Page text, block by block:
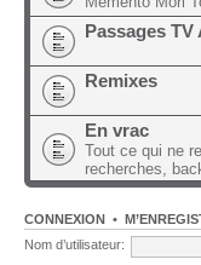
Passages
Remixes
En vrac
Tout ce qui ne
recherches,
CONNEXION •
Nom d’utilisateur: